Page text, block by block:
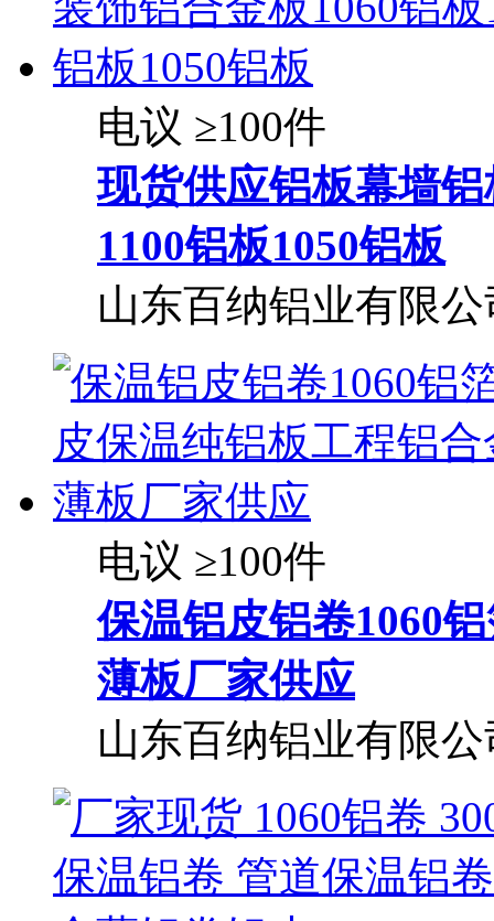
电议 ≥100件
现货供应铝板幕墙
1100铝板1050铝板
山东百纳铝业有限公
电议 ≥100件
保温铝皮铝卷1060
薄板厂家供应
山东百纳铝业有限公